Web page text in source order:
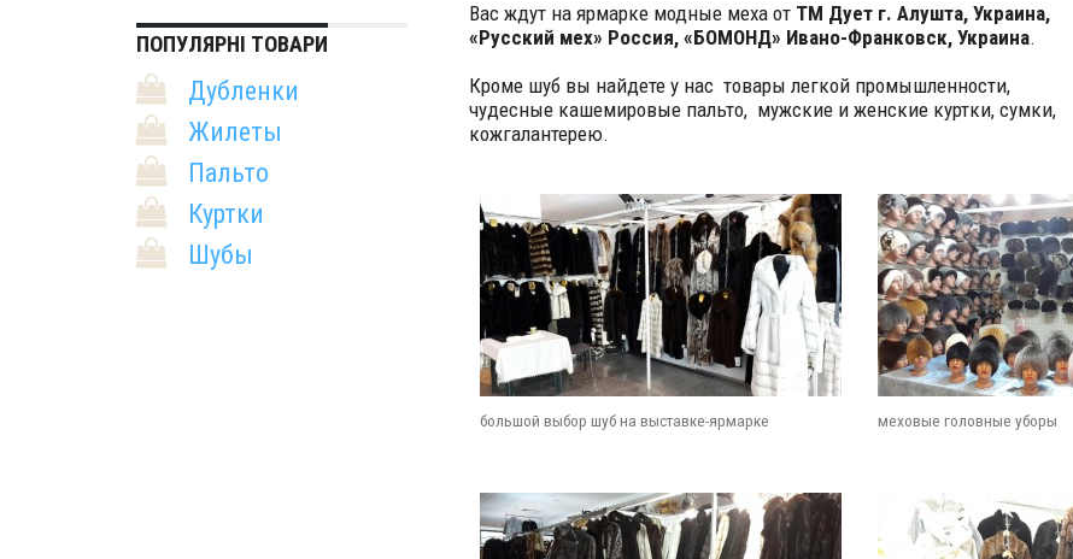
Вас ждут на ярмарке модные меха отТМ Дует г. Алушта, Украина,
«Русский мех» Россия, «БОМОНД» Ивано-Франковск, Украина.
Кроме шуб вы найдете у нас товары легкой промышленности,
чудесные кашемировые пальто, мужские и женские куртки, сумки,
кожгалантерею.
большой выбор шуб на выставке-ярмарке меховые головные уборы
ПОПУЛЯРНІ ТОВАРИ
Дубленки
Жилеты
Пальто
Куртки
Шубы